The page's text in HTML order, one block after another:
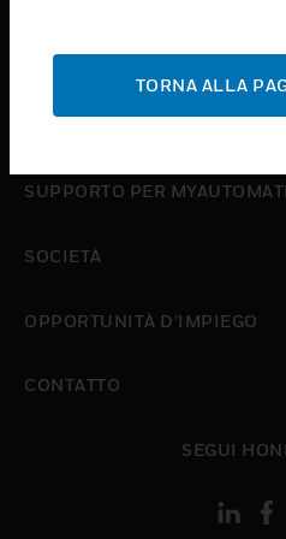
ASSISTENZA
toggle view
toggle view
SUPPORTO PER
SOCIETÀ
OPPORTUNITÀ D’IMPIEGO
CONTATTO
SEGUI
TORNA ALLA